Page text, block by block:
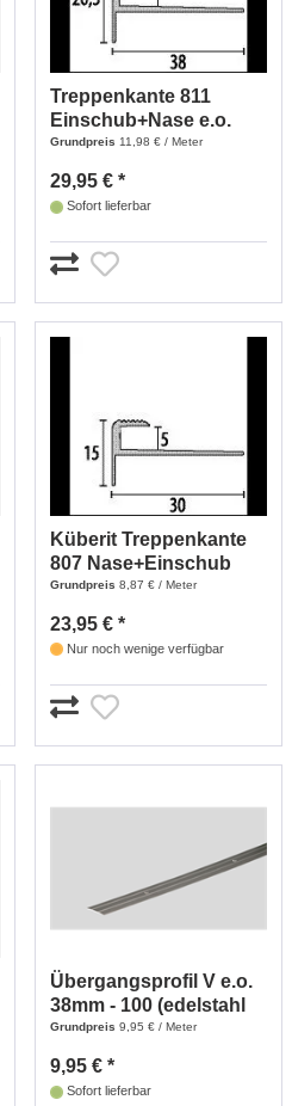
Treppenkante 811
Einschub+Nase e.o.
10,5 mm - 250 (edelstahl
Grundpreis 11,98 € / Meter
29,95 € *
Sofort lieferbar
Küberit Treppenkante
807 Nase+Einschub
e.o. 5 mm - 270
Grundpreis 8,87 € / Meter
23,95 € *
Nur noch wenige verfügbar
Übergangsprofil V e.o.
38mm - 100 (edelstahl
Optik)
Grundpreis 9,95 € / Meter
9,95 € *
Sofort lieferbar